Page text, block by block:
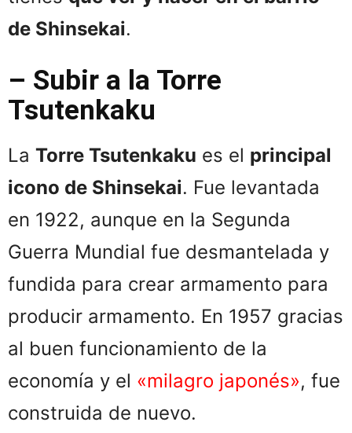
de Shinsekai.
– Subir a la Torre
Tsutenkaku
La Torre Tsutenkaku es el principal
icono de Shinsekai. Fue levantada
en 1922, aunque en la Segunda
Guerra Mundial fue desmantelada y
fundida para crear armamento para
producir armamento. En 1957 gracias
al buen funcionamiento de la
economía y el «milagro japonés», fue
construida de nuevo.